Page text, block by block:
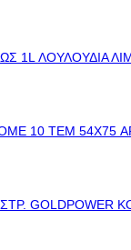
1L ΛΟΥΛΟΥΔΙΑ
10 ΤΕΜ 54X75
GOLDPOWER